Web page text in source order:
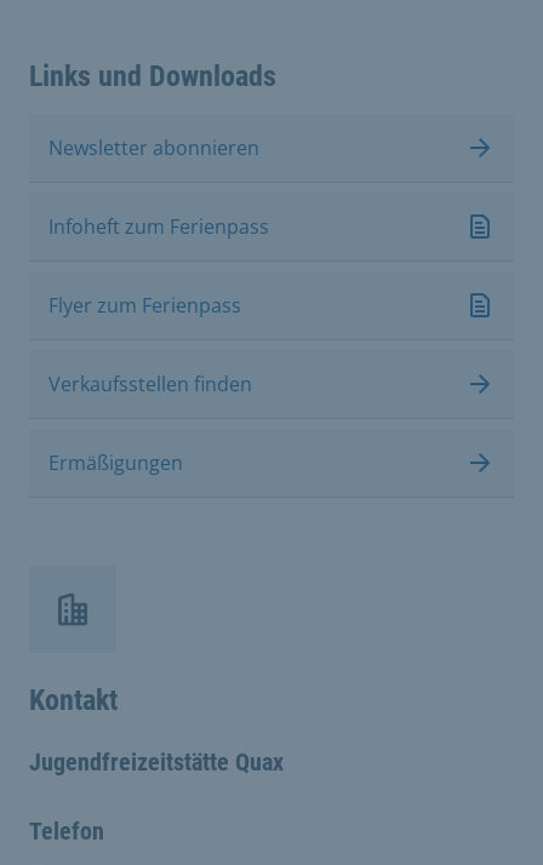
Links und Downloads
Newsletter abonnieren
Infoheft zum Ferienpass
Flyer zum Ferienpass
Verkaufsstellen finden
Ermäßigungen
Kontakt
Jugendfreizeitstätte Quax
Telefon